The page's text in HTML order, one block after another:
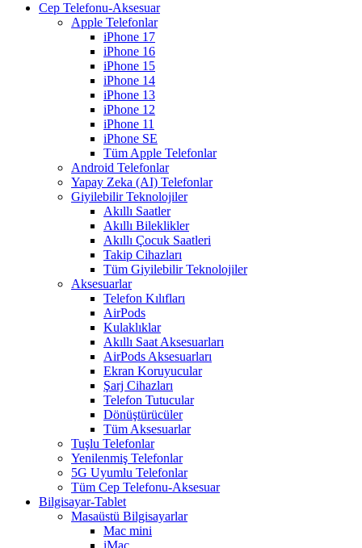
Cep Telefonu-Aksesuar
Apple Telefonlar
iPhone 17
iPhone 16
iPhone 15
iPhone 14
iPhone 13
iPhone 12
iPhone 11
iPhone SE
Tüm Apple Telefonlar
Android Telefonlar
Yapay Zeka (AI) Telefonlar
Giyilebilir Teknolojiler
Akıllı Saatler
Akıllı Bileklikler
Akıllı Çocuk Saatleri
Takip Cihazları
Tüm Giyilebilir Teknolojiler
Aksesuarlar
Telefon Kılıfları
AirPods
Kulaklıklar
Akıllı Saat Aksesuarları
AirPods Aksesuarları
Ekran Koruyucular
Şarj Cihazları
Telefon Tutucular
Dönüştürücüler
Tüm Aksesuarlar
Tuşlu Telefonlar
Yenilenmiş Telefonlar
5G Uyumlu Telefonlar
Tüm Cep Telefonu-Aksesuar
Bilgisayar-Tablet
Masaüstü Bilgisayarlar
Mac mini
iMac